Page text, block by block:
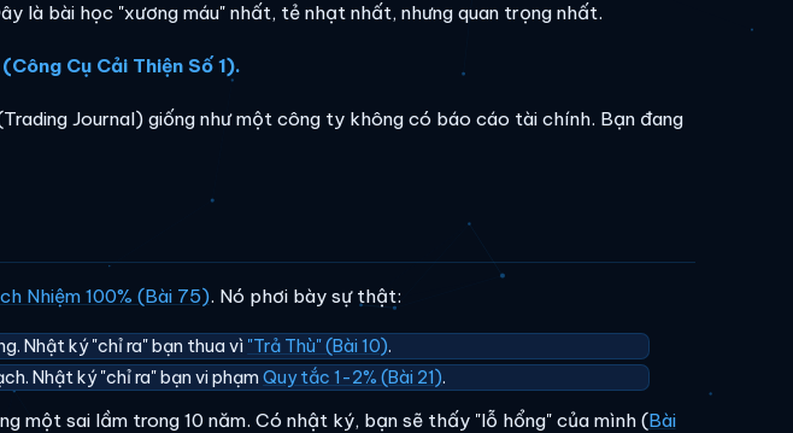
là bài học "xương máu" nhất, tẻ nhạt nhất, nhưng quan trọng nhất.
Cụ Cải Thiện Số 1).
Journal) giống như một công ty không có báo cáo tài chính. Bạn đang
Nhiệm 100% (Bài 75). Nó phơi bày sự thật:
Nhật ký "chỉ ra" bạn thua vì "Trả Thù" (Bài 10).
Nhật ký "chỉ ra" bạn vi phạmQuy tắc 1-2% (Bài 21).
một sai lầm trong 10 năm. Có nhật ký, bạn sẽ thấy "lỗ hổng" của mình (Bài